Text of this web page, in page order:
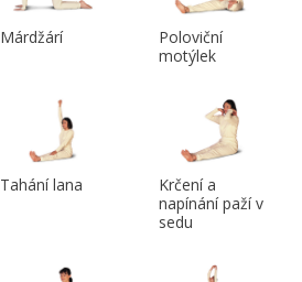
Márdžárí
Poloviční
motýlek
Tahání lana
Krčení a
napínání paží v
sedu